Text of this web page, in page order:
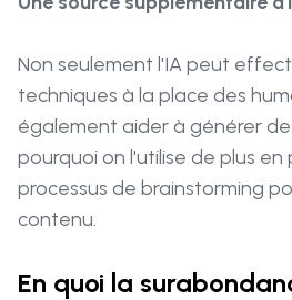
Non seulement l'IA peut
techniques à la place des
également aider à générer
pourquoi on l'utilise de plus en
processus de brainstorming
contenu.
En quoi la